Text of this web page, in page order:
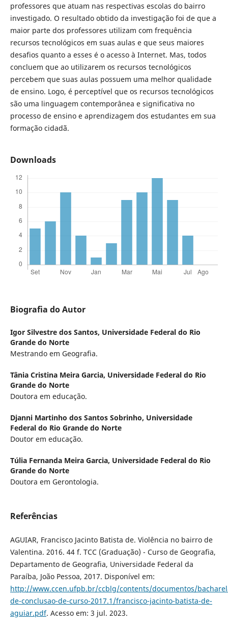
professores que atuam nas respectivas escolas do bairro
investigado. O resultado obtido da investigação foi de que a
maior parte dos professores utilizam com frequência
recursos tecnológicos em suas aulas e que seus maiores
desafios quanto a esses é o acesso à Internet. Mas, todos
concluem que ao utilizarem os recursos tecnológicos
percebem que suas aulas possuem uma melhor qualidade
de ensino. Logo, é perceptível que os recursos tecnológicos
são uma linguagem contemporânea e significativa no
processo de ensino e aprendizagem dos estudantes em sua
formação cidadã.
Downloads
Biografia do Autor
Igor Silvestre dos Santos, Universidade Federal do Rio
Grande do Norte
Mestrando em Geografia.
Tânia Cristina Meira Garcia, Universidade Federal do Rio
Grande do Norte
Doutora em educação.
Djanni Martinho dos Santos Sobrinho, Universidade
Federal do Rio Grande do Norte
Doutor em educação.
Túlia Fernanda Meira Garcia, Universidade Federal do Rio
Grande do Norte
Doutora em Gerontologia.
Referências
AGUIAR, Francisco Jacinto Batista de. Violência no bairro de
Valentina. 2016. 44 f. TCC (Graduação) - Curso de Geografia,
Departamento de Geografia, Universidade Federal da
Paraíba, João Pessoa, 2017. Disponível em:
http://www.ccen.ufpb.br/ccblg/contents/documentos/
de-conclusao-de-curso-2017.1/francisco-jacinto-batista-de-
aguiar.pdf. Acesso em: 3 jul. 2023.